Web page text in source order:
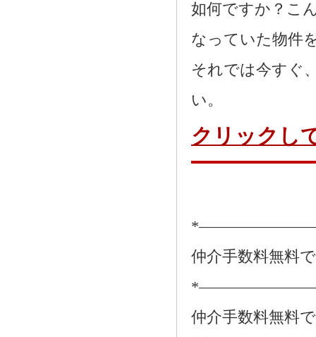
如何ですか？こ
なっていた物件
それでは今すぐ
い。
クリックし
仲介手数料無料
仲介手数料無料